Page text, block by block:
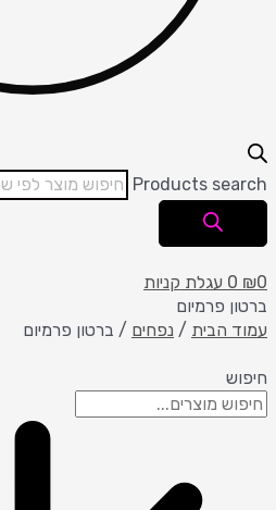
Products search
₪0
0 עגלת קניות
ברטון פרמיום
עמוד הבית / נפחים / ברטון פרמיום
חיפוש